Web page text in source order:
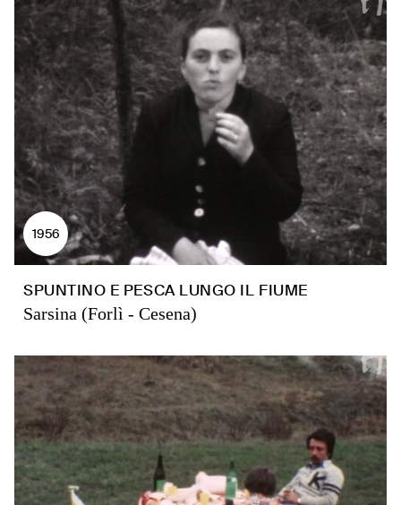
1956
SPUNTINO E PESCA LUNGO IL FIUME
Sarsina (Forlì - Cesena)